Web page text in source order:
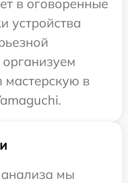
в оговоренные
устройства
мастерскую в
мы